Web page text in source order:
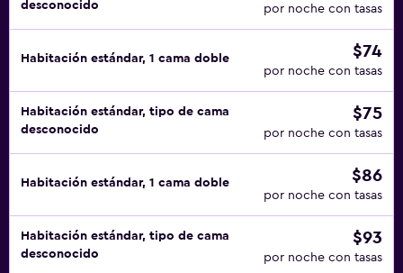
desconocido
por noche con tasas
Habitación estándar, 1 cama doble $74
por noche con tasas
Habitación estándar, tipo de cama
desconocido
$75
por noche con tasas
Habitación estándar, 1 cama doble $86
por noche con tasas
Habitación estándar, tipo de cama
desconocido
$93
por noche con tasas